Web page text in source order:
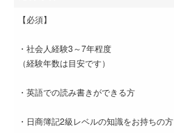
【必須】
・社会人経験3～7年程度
（経験年数は目安です）
・英語での読み書きができる方
・日商簿記2級レベルの知識をお持ちの方